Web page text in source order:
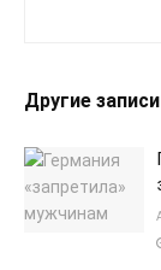
Другие записи